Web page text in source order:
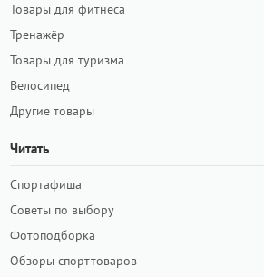
Товары для фитнеса
Тренажёр
Товары для туризма
Велосипед
Другие товары
Читать
Спортафиша
Советы по выбору
Фотоподборка
Обзоры спорттоваров